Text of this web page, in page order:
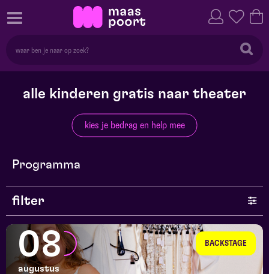
alle kinderen gratis naar theater
kies je bedrag en help mee
Programma
filter
genre
series en selecties
BACKSTAGE
08
augustus